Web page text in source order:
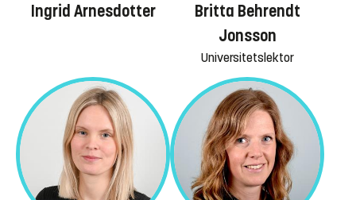
Ingrid Arnesdotter
Britta Behrendt
Jonsson
Universitetslektor